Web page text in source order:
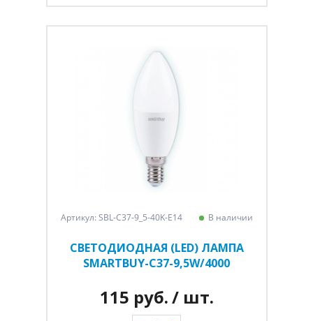
Артикул: SBL-C37-9_5-40K-E14 В наличии
СВЕТОДИОДНАЯ (LED) ЛАМПА
SMARTBUY-C37-9,5W/4000
115 руб./ шт.